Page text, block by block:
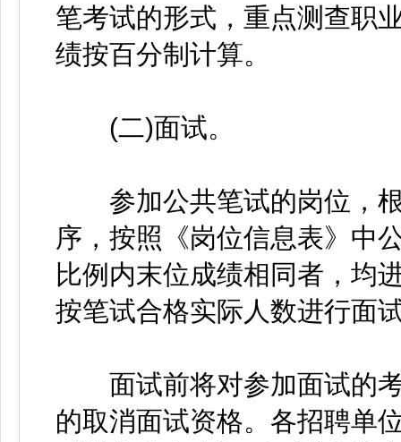
笔考试的形式，重点测查职
绩按百分制计算。
(二)面试。
参加公共笔试的岗位，根
序，按照《岗位信息表》中
比例内末位成绩相同者，均
按笔试合格实际人数进行面
面试前将对参加面试的考
的取消面试资格。各招聘单